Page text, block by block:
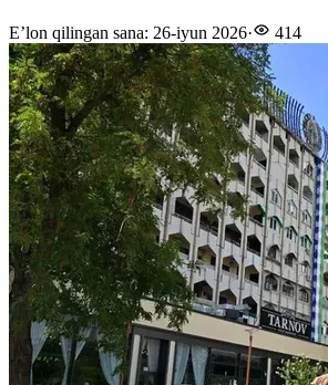
E’lon qilingan sana: 26-iyun 2026· 414